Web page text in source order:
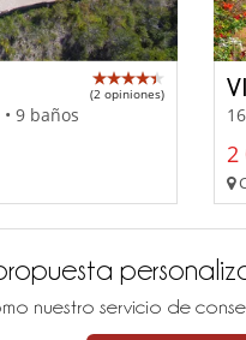
(2 opiniones)
9 baños
2
nuestro servicio de